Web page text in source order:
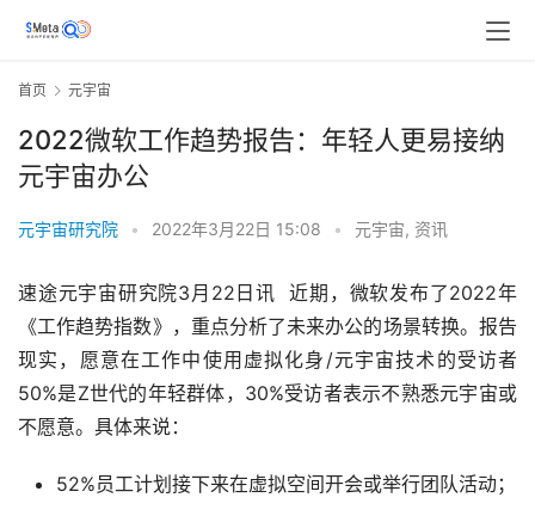
首页 元宇宙
2022微软工作趋势报告：年轻人更易接纳
元宇宙办公
元宇宙研究院 • 2022年3月22日 15:08 • 元宇宙, 资讯
速途元宇宙研究院3月22日讯  近期，微软发布了2022年
《工作趋势指数》，重点分析了未来办公的场景转换。报告
现实，愿意在工作中使用虚拟化身/元宇宙技术的受访者
50%是Z世代的年轻群体，30%受访者表示不熟悉元宇宙或
不愿意。具体来说：
52%员工计划接下来在虚拟空间开会或举行团队活动；